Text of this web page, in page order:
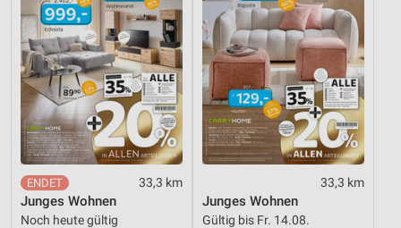
33,3 km
Junges Wohnen
Noch heute gültig
33,3 km
Junges Wohnen
Gültig bis Fr. 14.08.